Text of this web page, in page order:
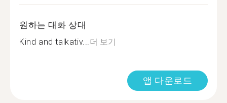
원하는 대화 상대
Kind and talkativ...더 보기
앱 다운로드